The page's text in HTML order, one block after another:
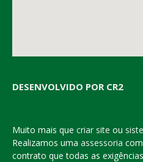
DESENVOLVIDO POR CR2
Muito mais que criar site ou
Realizamos uma assessoria
contrato que todas as